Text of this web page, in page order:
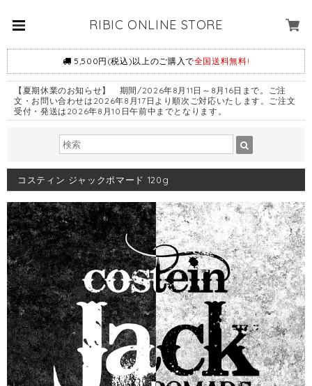
RIBIC ONLINE STORE
5,500円(税込)以上のご購入で全国送料無料!
【夏期休業のお知らせ】 期間/2026年8月11日～8月16日まで。ご注
文・お問い合わせは2026年8月17日より順次ご対応いたします。ご注文
受付・発送は2026年8月10日午前中までとなります。
コスティン ジャックポマード 120g